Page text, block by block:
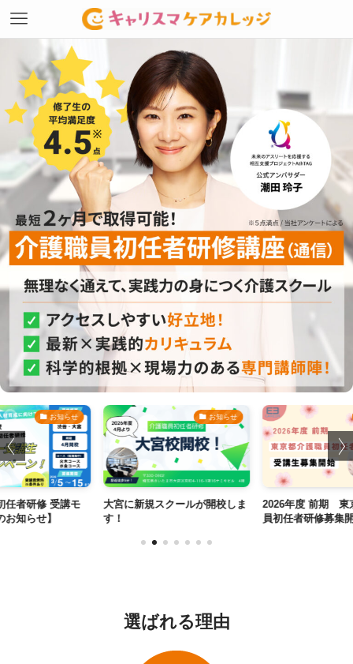
お知らせ
任者研修 受講モ
知らせ】
お知らせ
大宮に新規スクールが開校しま
す！
2026年度 前期 東
員初任者研修募集
選ばれる理由